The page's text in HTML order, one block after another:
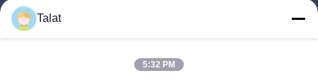
Προϊόντα
Σχετικά Με Εμάς
Talat
5:32 PM